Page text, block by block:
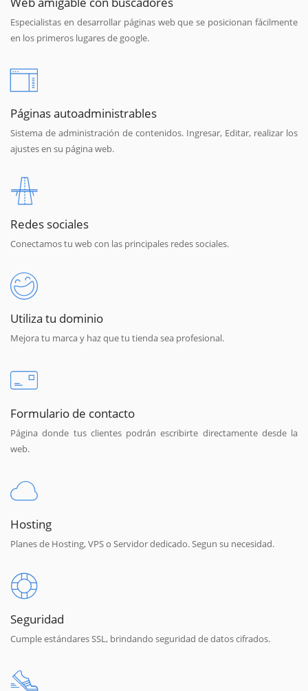
Especialistas en desarrollar páginas web que se posicionan fácilmente
en los primeros lugares de google.
Páginas autoadministrables
Sistema de administración de contenidos. Ingresar, Editar, realizar los
ajustes en su página web.
Redes sociales
Conectamos tu web con las principales redes sociales.
Utiliza tu dominio
Mejora tu marca y haz que tu tienda sea profesional.
Formulario de contacto
Página donde tus clientes podrán escribirte directamente desde la
web.
Hosting
Planes de Hosting, VPS o Servidor dedicado. Segun su necesidad.
Seguridad
Cumple estándares SSL, brindando seguridad de datos cifrados.